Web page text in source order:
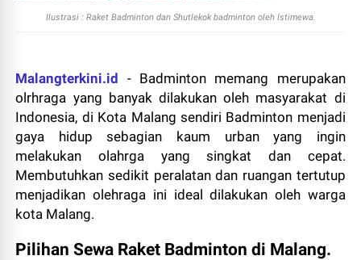
Ilustrasi : Raket Badminton dan Shutlekok badminton oleh Istimewa.
Malangterkini.id - Badminton memang merupakan
olrhraga yang banyak dilakukan oleh masyarakat di
Indonesia, di Kota Malang sendiri Badminton menjadi
gaya hidup sebagian kaum urban yang ingin
melakukan olahrga yang singkat dan cepat.
Membutuhkan sedikit peralatan dan ruangan tertutup
menjadikan olehraga ini ideal dilakukan oleh warga
kota Malang.
Pilihan Sewa Raket Badminton di Malang.